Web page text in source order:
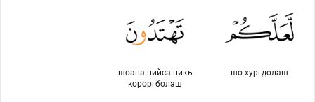
шо хургдолаш
шоана нийса никъ
короргболаш